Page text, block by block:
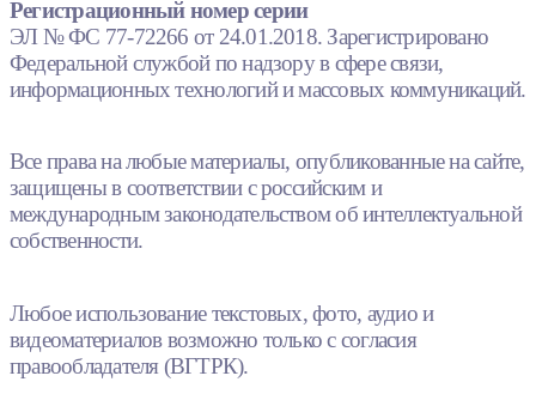
Регистрационный номер серии
ЭЛ № ФС 77-72266 от 24.01.2018. Зарегистрировано
Федеральной службой по надзору в сфере связи,
информационных технологий и массовых коммуникаций.
Все права на любые материалы, опубликованные на сайте,
защищены в соответствии с российским и
международным законодательством об интеллектуальной
собственности.
Любое использование текстовых, фото, аудио и
видеоматериалов возможно только с согласия
правообладателя (ВГТРК).